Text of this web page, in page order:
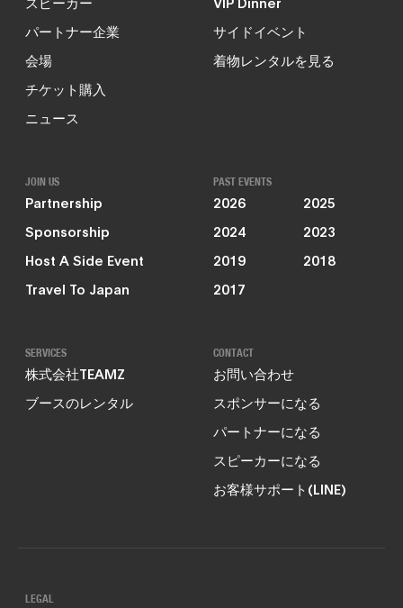
パートナー企業
会場
チケット購入
ニュース
サイドイベント
着物レンタルを見る
JOIN US
Partnership
Sponsorship
Host A Side Event
Travel To Japan
PAST EVENTS
2026
2025
2024
2023
2019
2018
2017
SERVICES
株式会社TEAMZ
ブースのレンタル
CONTACT
お問い合わせ
スポンサーになる
パートナーになる
スピーカーになる
お客様サポート(LINE)
LEGAL